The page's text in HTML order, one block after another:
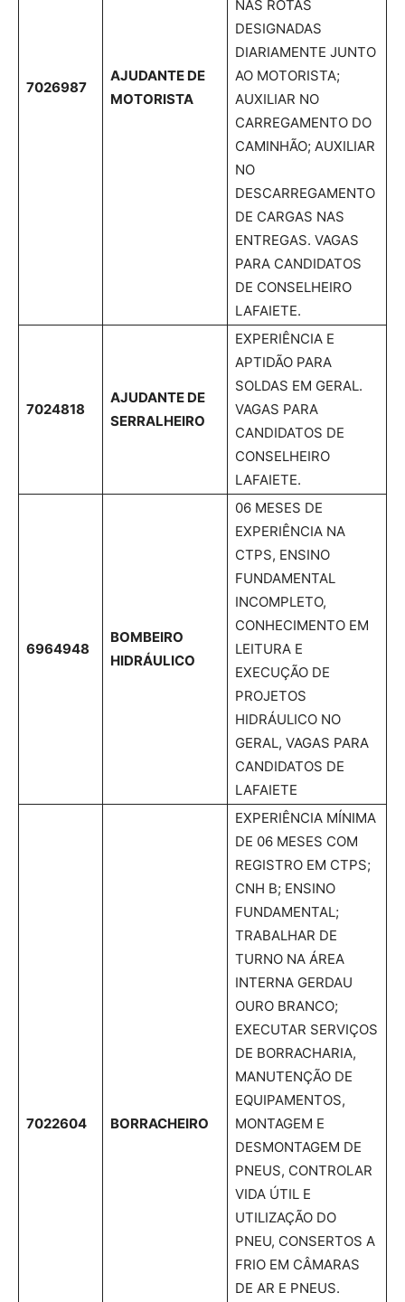
7026987
AJUDANTE DE
MOTORISTA
NAS ROTAS
DESIGNADAS
DIARIAMENTE JUNTO
AO MOTORISTA;
AUXILIAR NO
CARREGAMENTO DO
CAMINHÃO; AUXILIAR
NO
DESCARREGAMENTO
DE CARGAS NAS
ENTREGAS. VAGAS
PARA CANDIDATOS
DE CONSELHEIRO
LAFAIETE.
7024818
AJUDANTE DE
SERRALHEIRO
EXPERIÊNCIA E
APTIDÃO PARA
SOLDAS EM GERAL.
VAGAS PARA
CANDIDATOS DE
CONSELHEIRO
LAFAIETE.
6964948
BOMBEIRO
HIDRÁULICO
06 MESES DE
EXPERIÊNCIA NA
CTPS, ENSINO
FUNDAMENTAL
INCOMPLETO,
CONHECIMENTO EM
LEITURA E
EXECUÇÃO DE
PROJETOS
HIDRÁULICO NO
GERAL, VAGAS PARA
CANDIDATOS DE
LAFAIETE
7022604 BORRACHEIRO
EXPERIÊNCIA MÍNIMA
DE 06 MESES COM
REGISTRO EM CTPS;
CNH B; ENSINO
FUNDAMENTAL;
TRABALHAR DE
TURNO NA ÁREA
INTERNA GERDAU
OURO BRANCO;
EXECUTAR SERVIÇOS
DE BORRACHARIA,
MANUTENÇÃO DE
EQUIPAMENTOS,
MONTAGEM E
DESMONTAGEM DE
PNEUS, CONTROLAR
VIDA ÚTIL E
UTILIZAÇÃO DO
PNEU, CONSERTOS A
FRIO EM CÂMARAS
DE AR E PNEUS.